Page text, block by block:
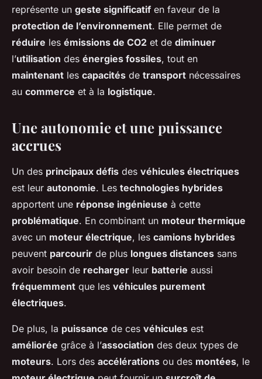
représente un geste significatif en faveur de la
protection de l’environnement. Elle permet de
réduire les émissions de CO2 et de diminuer
l’utilisation des énergies fossiles, tout en
maintenant les capacités de transport nécessaires
au commerce et à la logistique.
Une autonomie et une puissance
accrues
Un des principaux défis des véhicules électriques
est leur autonomie. Les technologies hybrides
apportent une réponse ingénieuse à cette
problématique. En combinant un moteur thermique
avec un moteur électrique, les camions hybrides
peuvent parcourir de plus longues distances sans
avoir besoin de recharger leur batterie aussi
fréquemment que les véhicules purement
électriques.
De plus, la puissance de ces véhicules est
améliorée grâce à l’association des deux types de
moteurs. Lors des accélérations ou des montées, le